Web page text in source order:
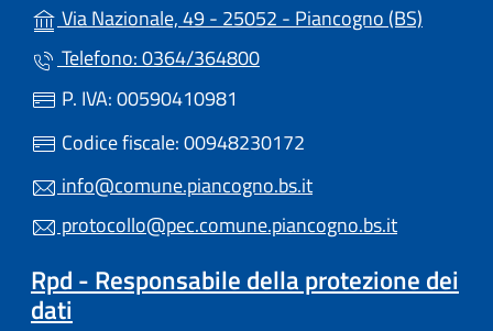
Via Nazionale, 49 - 25052 - Piancogno (BS)
Telefono: 0364/364800
P. IVA: 00590410981
Codice fiscale: 00948230172
info@comune.piancogno.bs.it
protocollo@pec.comune.piancogno.bs.it
Rpd - Responsabile della protezione dei
dati